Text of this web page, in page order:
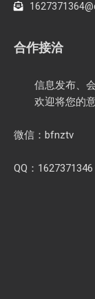
合作接洽
信息发布、会
欢迎将您的意
微信：bfnztv
QQ：1627371346